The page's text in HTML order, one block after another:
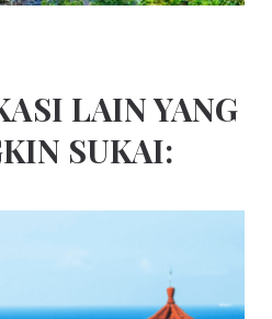
LAIN YANG
SUKAI: